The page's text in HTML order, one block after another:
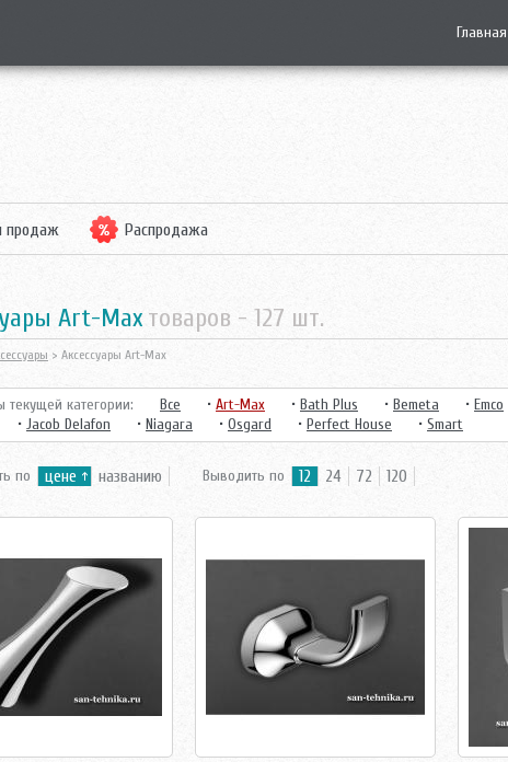
Главная
продаж Распродажа
Art-Max товаров - 127 шт.
> Аксессуары Art-Max
текущей категории: Все • Art-Max • Bath Plus • Bemeta • Emco
• Jacob Delafon • Niagara • Osgard • Perfect House • Smart
по цене названию Выводить по 12 24 72 120